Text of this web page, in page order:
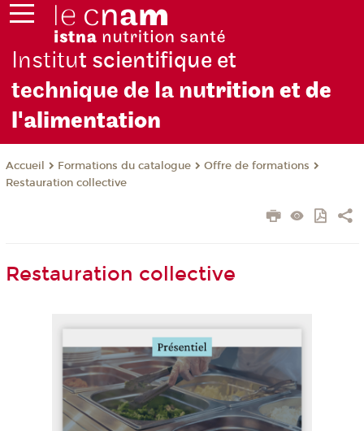
Institut scientifique et
technique de la nutrition et de
l'alimentation
Accueil Formations du catalogue
Offre de formations
Restauration collective
Restauration collective